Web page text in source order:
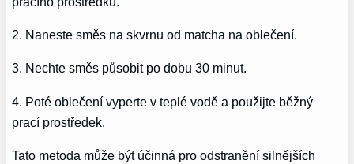
2. Naneste směs na skvrnu od matcha na oblečení.
3. Nechte směs působit po dobu 30 minut.
4. Poté oblečení vyperte v teplé vodě a použijte běžný
prací prostředek.
Tato metoda může být účinná pro odstranění silnějších